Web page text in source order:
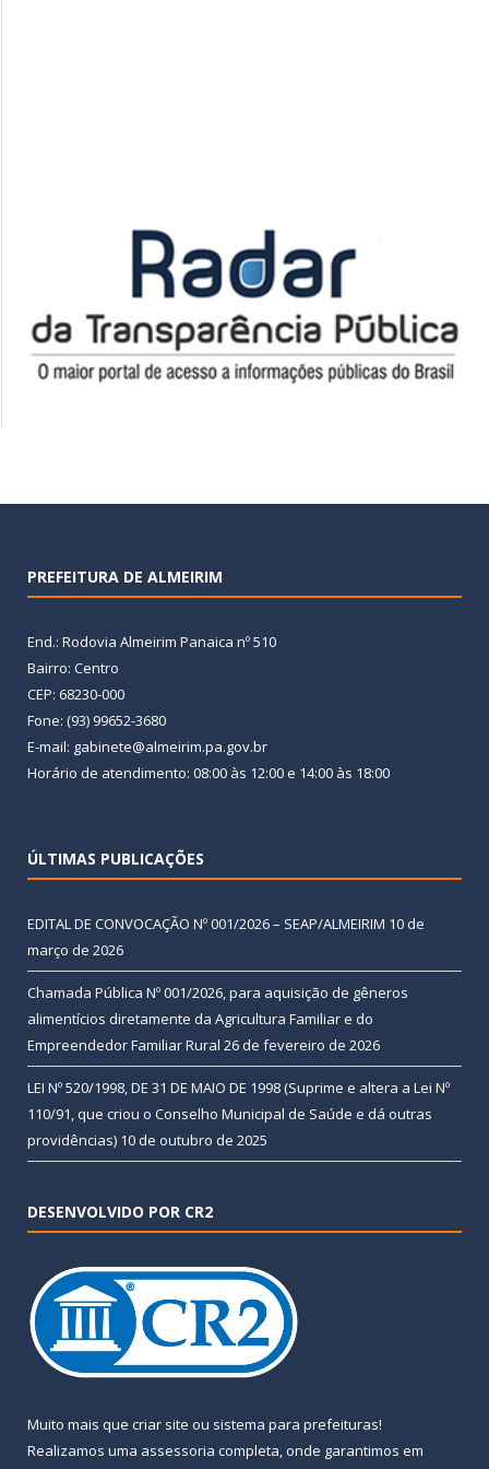
PREFEITURA DE ALMEIRIM
End.: Rodovia Almeirim Panaica nº 510
Bairro: Centro
CEP: 68230-000
Fone: (93) 99652-3680
E-mail: gabinete@almeirim.pa.gov.br
Horário de atendimento: 08:00 às 12:00 e 14:00 às 18:00
ÚLTIMAS PUBLICAÇÕES
EDITAL DE CONVOCAÇÃO Nº 001/2026 – SEAP/ALMEIRIM 10 de
março de 2026
Chamada Pública Nº 001/2026, para aquisição de gêneros
alimentícios diretamente da Agricultura Familiar e do
Empreendedor Familiar Rural 26 de fevereiro de 2026
LEI Nº 520/1998, DE 31 DE MAIO DE 1998 (Suprime e altera a Lei Nº
110/91, que criou o Conselho Municipal de Saúde e dá outras
providências) 10 de outubro de 2025
DESENVOLVIDO POR CR2
Muito mais que criar site ou sistema para prefeituras!
Realizamos uma assessoria completa, onde garantimos em